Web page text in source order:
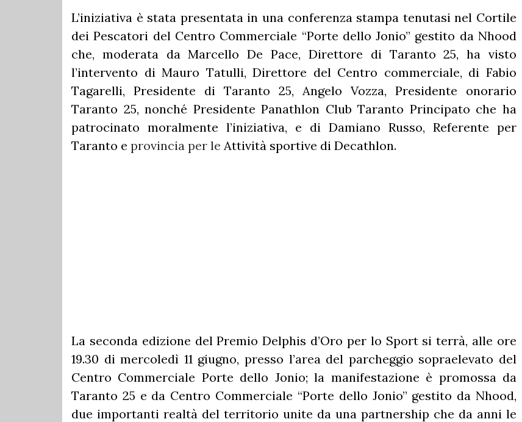
L’iniziativa è stata presentata in una conferenza stampa tenutasi nel Cortile
dei Pescatori del Centro Commerciale “Porte dello Jonio” gestito da Nhood
che, moderata da Marcello De Pace, Direttore di Taranto 25, ha visto
l’intervento di Mauro Tatulli, Direttore del Centro commerciale, di Fabio
Tagarelli, Presidente di Taranto 25, Angelo Vozza, Presidente onorario
Taranto 25, nonché Presidente Panathlon Club Taranto Principato che ha
patrocinato moralmente l’iniziativa, e di Damiano Russo, Referente per
Taranto e provincia per le Attività sportive di Decathlon.
La seconda edizione del Premio Delphis d’Oro per lo Sport si terrà, alle ore
19.30 di mercoledì 11 giugno, presso l’area del parcheggio sopraelevato del
Centro Commerciale Porte dello Jonio; la manifestazione è promossa da
Taranto 25 e da Centro Commerciale “Porte dello Jonio” gestito da Nhood,
due importanti realtà del territorio unite da una partnership che da anni le